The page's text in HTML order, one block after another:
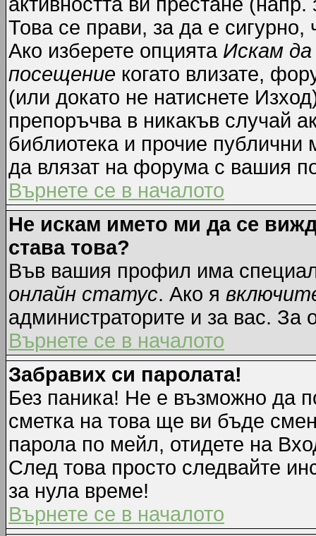
Това се прави, за да е
Ако изберете опцията Искам
посещение когато влизате,
(или докато не натиснете
препоръчва в никакъв случай
библиотека и прочие публични
да влязат на форума с вашия
Върнете се в началото
Не искам името ми да се
става това?
Във вашия профил има
онлайн статус. Ако я
администраторите и за вас. За
Върнете се в началото
Забравих си паролата!
Без паника! Не е възможно да
сметка на това ще ви бъде
парола по мейл, отидете на
След това просто следвайте
за нула време!
Върнете се в началото